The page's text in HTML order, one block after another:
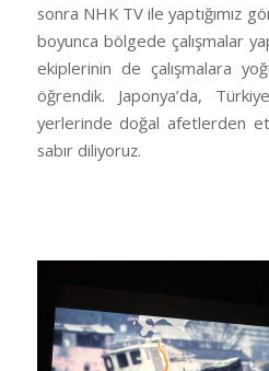
sonra NHK TV ile yaptığımız
boyunca bölgede çalışmalar
ekiplerinin de çalışmalara
öğrendik. Japonya’da,
yerlerinde doğal afetlerden
sabır diliyoruz.